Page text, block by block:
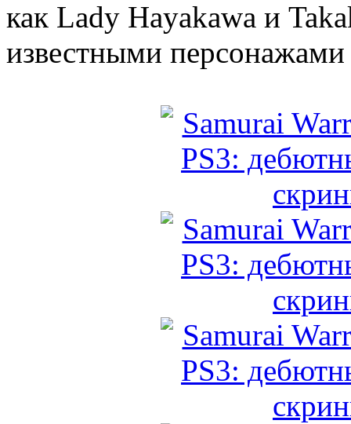
как Lady Hayakawa и
известными